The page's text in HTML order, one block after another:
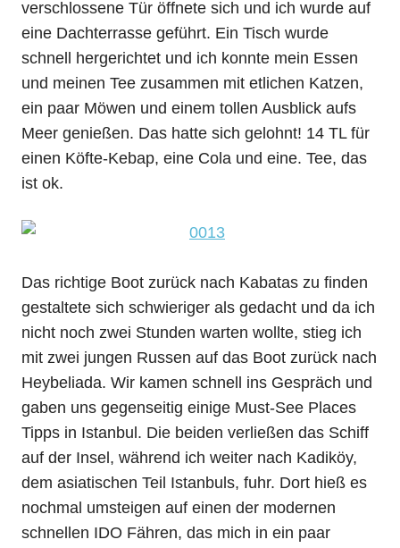
verschlossene Tür öffnete sich und ich wurde auf
eine Dachterrasse geführt. Ein Tisch wurde
schnell hergerichtet und ich konnte mein Essen
und meinen Tee zusammen mit etlichen Katzen,
ein paar Möwen und einem tollen Ausblick aufs
Meer genießen. Das hatte sich gelohnt! 14 TL für
einen Köfte-Kebap, eine Cola und eine. Tee, das
ist ok.
Das richtige Boot zurück nach Kabatas zu finden
gestaltete sich schwieriger als gedacht und da ich
nicht noch zwei Stunden warten wollte, stieg ich
mit zwei jungen Russen auf das Boot zurück nach
Heybeliada. Wir kamen schnell ins Gespräch und
gaben uns gegenseitig einige Must-See Places
Tipps in Istanbul. Die beiden verließen das Schiff
auf der Insel, während ich weiter nach Kadiköy,
dem asiatischen Teil Istanbuls, fuhr. Dort hieß es
nochmal umsteigen auf einen der modernen
schnellen IDO Fähren, das mich in ein paar